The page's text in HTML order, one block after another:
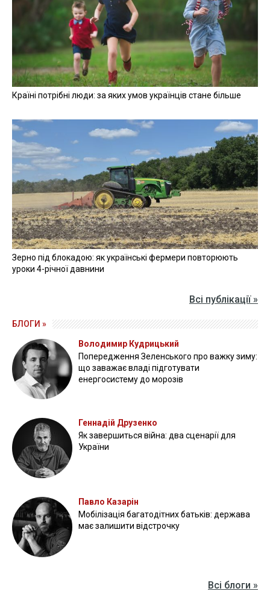
Країні потрібні люди: за яких умов українців стане більше
Зерно під блокадою: як українські фермери повторюють
уроки 4-річної давнини
Всі публікації »
БЛОГИ »
Володимир Кудрицький
Попередження Зеленського про важку зиму:
що заважає владі підготувати
енергосистему до морозів
Геннадій Друзенко
Як завершиться війна: два сценарії для
України
Павло Казарін
Мобілізація багатодітних батьків: держава
має залишити відстрочку
Всі блоги »